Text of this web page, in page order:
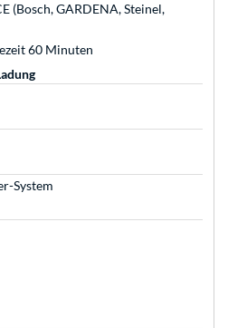
(Bosch, GARDENA, Steinel,
60 Minuten
System